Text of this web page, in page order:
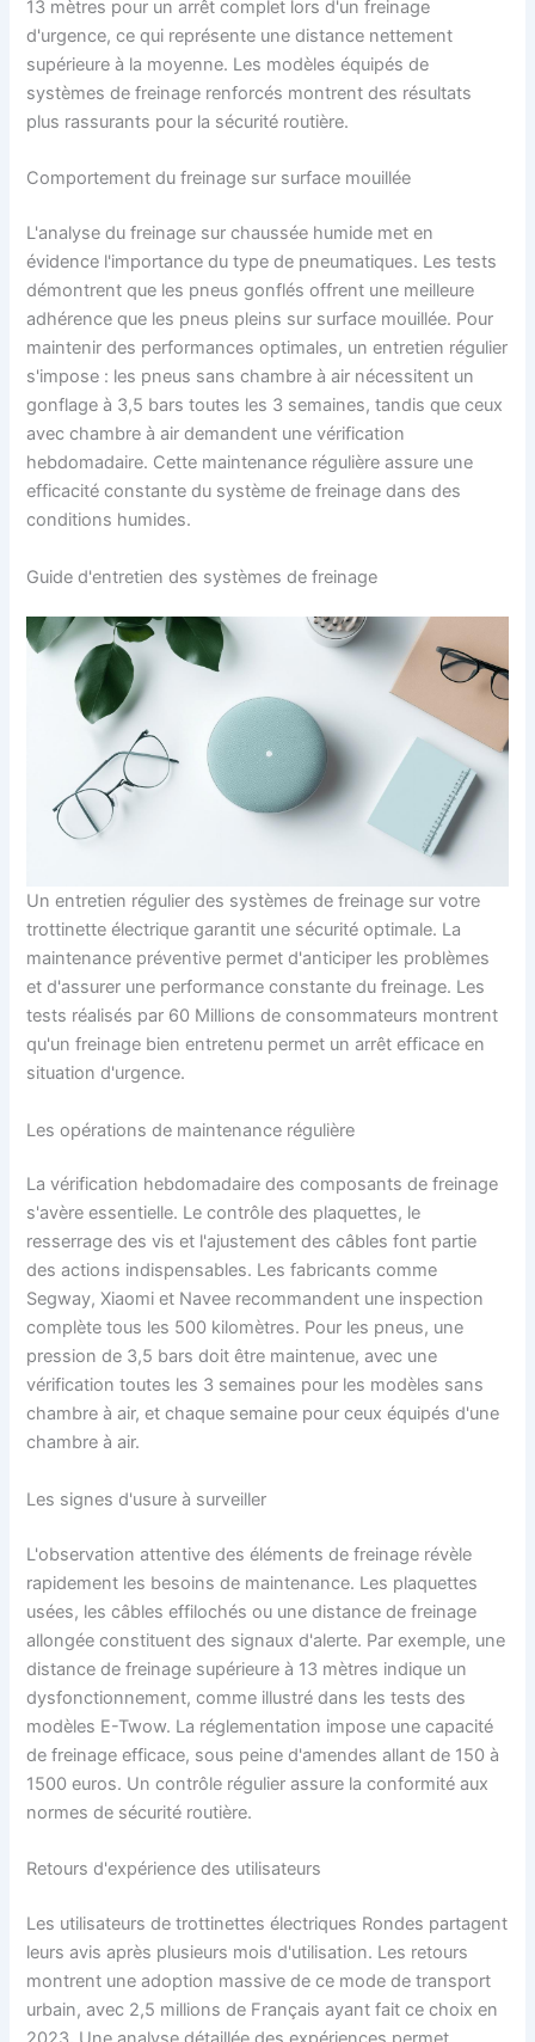
13 mètres pour un arrêt complet lors d'un freinage
d'urgence, ce qui représente une distance nettement
supérieure à la moyenne. Les modèles équipés de
systèmes de freinage renforcés montrent des résultats
plus rassurants pour la sécurité routière.
Comportement du freinage sur surface mouillée
L'analyse du freinage sur chaussée humide met en
évidence l'importance du type de pneumatiques. Les tests
démontrent que les pneus gonflés offrent une meilleure
adhérence que les pneus pleins sur surface mouillée. Pour
maintenir des performances optimales, un entretien régulier
s'impose : les pneus sans chambre à air nécessitent un
gonflage à 3,5 bars toutes les 3 semaines, tandis que ceux
avec chambre à air demandent une vérification
hebdomadaire. Cette maintenance régulière assure une
efficacité constante du système de freinage dans des
conditions humides.
Guide d'entretien des systèmes de freinage
Un entretien régulier des systèmes de freinage sur votre
trottinette électrique garantit une sécurité optimale. La
maintenance préventive permet d'anticiper les problèmes
et d'assurer une performance constante du freinage. Les
tests réalisés par 60 Millions de consommateurs montrent
qu'un freinage bien entretenu permet un arrêt efficace en
situation d'urgence.
Les opérations de maintenance régulière
La vérification hebdomadaire des composants de freinage
s'avère essentielle. Le contrôle des plaquettes, le
resserrage des vis et l'ajustement des câbles font partie
des actions indispensables. Les fabricants comme
Segway, Xiaomi et Navee recommandent une inspection
complète tous les 500 kilomètres. Pour les pneus, une
pression de 3,5 bars doit être maintenue, avec une
vérification toutes les 3 semaines pour les modèles sans
chambre à air, et chaque semaine pour ceux équipés d'une
chambre à air.
Les signes d'usure à surveiller
L'observation attentive des éléments de freinage révèle
rapidement les besoins de maintenance. Les plaquettes
usées, les câbles effilochés ou une distance de freinage
allongée constituent des signaux d'alerte. Par exemple, une
distance de freinage supérieure à 13 mètres indique un
dysfonctionnement, comme illustré dans les tests des
modèles E-Twow. La réglementation impose une capacité
de freinage efficace, sous peine d'amendes allant de 150 à
1500 euros. Un contrôle régulier assure la conformité aux
normes de sécurité routière.
Retours d'expérience des utilisateurs
Les utilisateurs de trottinettes électriques Rondes partagent
leurs avis après plusieurs mois d'utilisation. Les retours
montrent une adoption massive de ce mode de transport
urbain, avec 2,5 millions de Français ayant fait ce choix en